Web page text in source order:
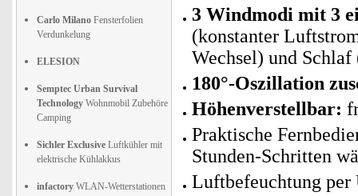
Carlo Milano Fensterfolien
Verdunkelung
ELESION
Semptec Urban Survival
Technology Wohnmobil Zubehöre
Camping
Sichler Exclusive Luftkühler mit
elektrische Kühlakkus
infactory WLAN-Wetterstationen
3 Windmodi mit 3
(konstanter
Wechsel) und
180°-Oszillation
Höhenverstellbar:
Praktische
Stunden-Schritten
Luftbefeuchtung